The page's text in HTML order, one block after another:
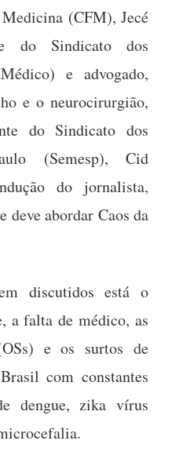
(CFM), Jecé
do Sindicato dos
e advogado,
e o neurocirurgião,
do Sindicato dos
(Semesp), Cid
do jornalista,
deve abordar Caos da
discutidos está o
a falta de médico, as
e os surtos de
com constantes
dengue, zika vírus